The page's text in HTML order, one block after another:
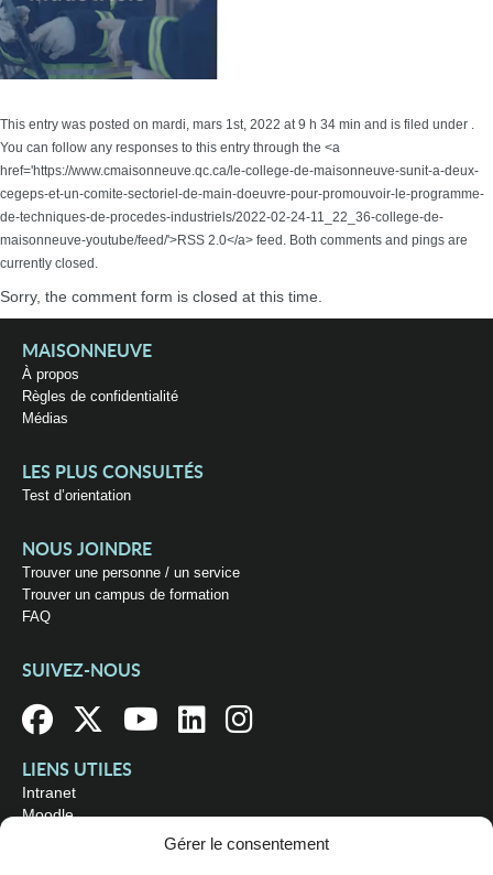
Gérer le consentement
This entry was posted on mardi, mars 1st, 2022 at 9 h 34 min and is filed under .
You can follow any responses to this entry through the <a
href='https://www.cmaisonneuve.qc.ca/le-college-de-maisonneuve-sunit-a-deux-
cegeps-et-un-comite-sectoriel-de-main-doeuvre-pour-promouvoir-le-programme-
de-techniques-de-procedes-industriels/2022-02-24-11_22_36-college-de-
maisonneuve-youtube/feed/'>RSS 2.0</a> feed. Both comments and pings are
currently closed.
Sorry, the comment form is closed at this time.
MAISONNEUVE
À propos
Règles de confidentialité
Médias
LES PLUS CONSULTÉS
Test d’orientation
NOUS JOINDRE
Trouver une personne / un service
Trouver un campus de formation
FAQ
SUIVEZ-NOUS
LIENS UTILES
Intranet
Moodle